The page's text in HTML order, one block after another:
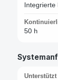
Integrierte
50 h